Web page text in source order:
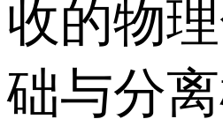
收的物
础与分